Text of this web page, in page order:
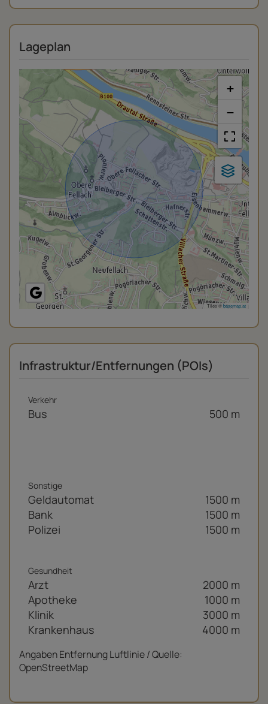
Lageplan
+
−
Tiles ©basemap.at
Infrastruktur/Entfernungen (POIs)
Verkehr
Bus 500 m
Sonstige
Geldautomat
1500 m
Bank
1500 m
Polizei
1500 m
Gesundheit
Arzt
2000 m
Apotheke
1000 m
Klinik
3000 m
Krankenhaus
4000 m
Angaben Entfernung Luftlinie / Quelle:
OpenStreetMap